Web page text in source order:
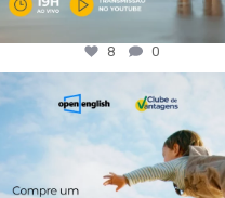
8 0